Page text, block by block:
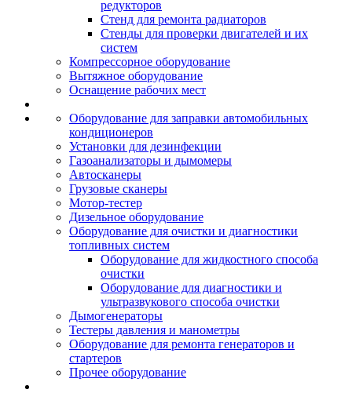
редукторов
Стенд для ремонта радиаторов
Стенды для проверки двигателей и их
систем
Компрессорное оборудование
Вытяжное оборудование
Оснащение рабочих мест
Оборудование для заправки автомобильных
кондиционеров
Установки для дезинфекции
Газоанализаторы и дымомеры
Автосканеры
Грузовые сканеры
Мотор-тестер
Дизельное оборудование
Оборудование для очистки и диагностики
топливных систем
Оборудование для жидкостного способа
очистки
Оборудование для диагностики и
ультразвукового способа очистки
Дымогенераторы
Тестеры давления и манометры
Оборудование для ремонта генераторов и
стартеров
Прочее оборудование